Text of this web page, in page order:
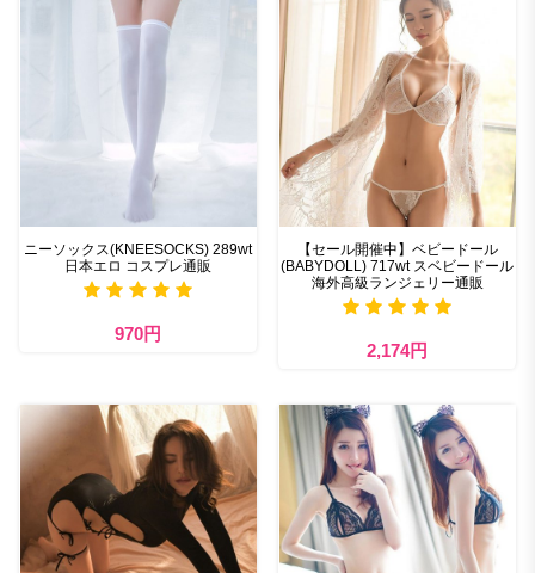
ニーソックス(KNEESOCKS) 289wt
日本エロ コスプレ通販
970円
【セール開催中】ベビードール
(BABYDOLL) 717wt スベビードール
海外高級ランジェリー通販
2,174円